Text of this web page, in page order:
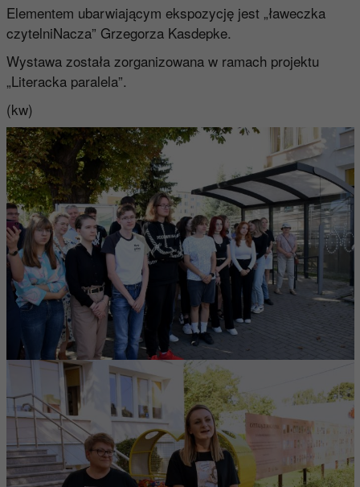
Elementem ubarwiającym ekspozycję jest „ławeczka
czytelniNacza” Grzegorza Kasdepke.
Wystawa została zorganizowana w ramach projektu
„Literacka paralela”.
(kw)